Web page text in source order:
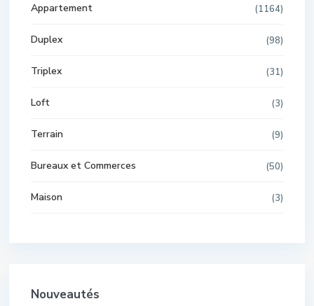
Appartement (1164)
Duplex (98)
Triplex (31)
Loft (3)
Terrain (9)
Bureaux et Commerces (50)
Maison (3)
Nouveautés